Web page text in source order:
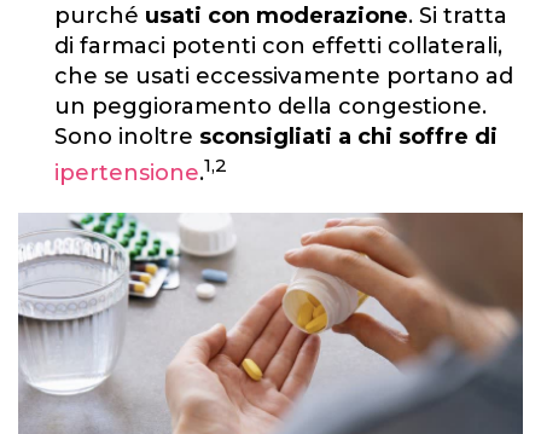
purché usati con moderazione. Si tratta
di farmaci potenti con effetti collaterali,
che se usati eccessivamente portano ad
un peggioramento della congestione.
Sono inoltre sconsigliati a chi soffre di
ipertensione.1,2